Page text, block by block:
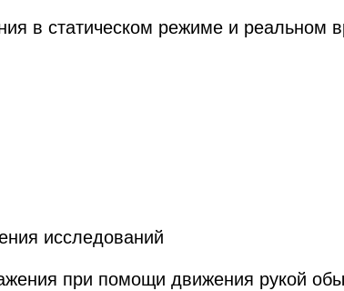
в статическом режиме и реальном
исследований
при помощи движения рукой